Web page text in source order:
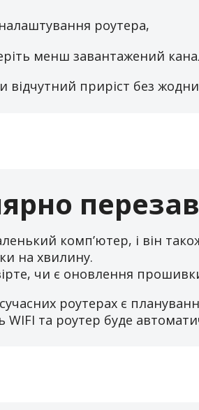
налаштування роутера,
менш завантажений
відчутний приріст без
комп’ютер, і він
на хвилину.
чи є оновлення
роутерах є
WIFI та роутер буде